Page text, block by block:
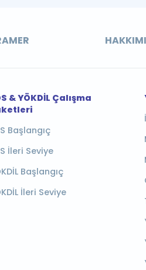
& YÖKDİL Çalışma
Başlangıç
İleri Seviye
Başlangıç
İleri Seviye